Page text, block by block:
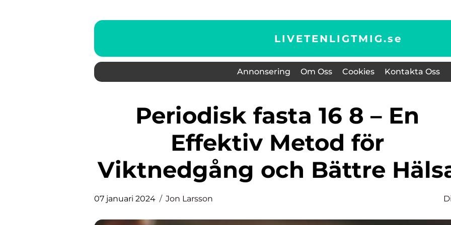
LIVETENLIGTMIG.se
Annonsering Om Oss Cookies Kontakta Oss
Periodisk fasta 16 8 – En
Effektiv Metod för
Viktnedgång och Bättre
07 januari 2024 Jon Larsson